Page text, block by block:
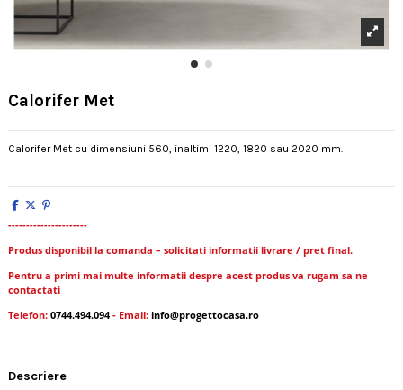
Calorifer Met
Calorifer Met cu dimensiuni 560, inaltimi 1220, 1820 sau 2020 mm.
----------------------
Produs disponibil la comanda – solicitati informatii livrare / pret final.
Pentru a primi mai multe informatii despre acest produs va rugam sa ne
contactati
Telefon: 0744.494.094- Email: info@progettocasa.ro
Descriere